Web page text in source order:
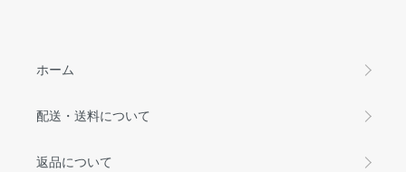
ホーム
配送・送料について
返品について